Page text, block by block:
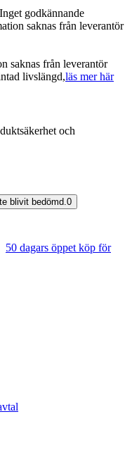
Inget godkännande
saknas från leverantör
saknas från leverantör
livslängd,läs mer här
och
blivit bedömd. 0
50 dagars öppet köp för